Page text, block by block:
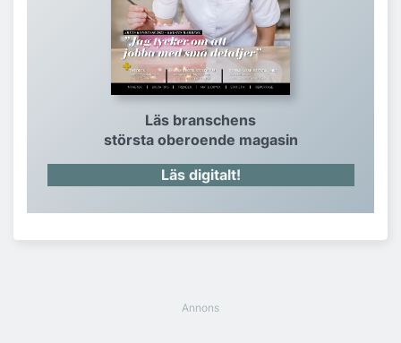
Läs branschens
största oberoende magasin
Läs digitalt!